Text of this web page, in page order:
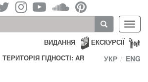
ЕКСКУРСІЇ
ВИДАННЯ
ТЕРИТОРІЯ ГІДНОСТІ: AR
УКР ENG